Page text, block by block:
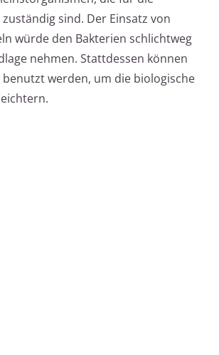
sind. Der Einsatz von
würde den Bakterien schlichtweg
nehmen. Stattdessen können
werden, um die biologische